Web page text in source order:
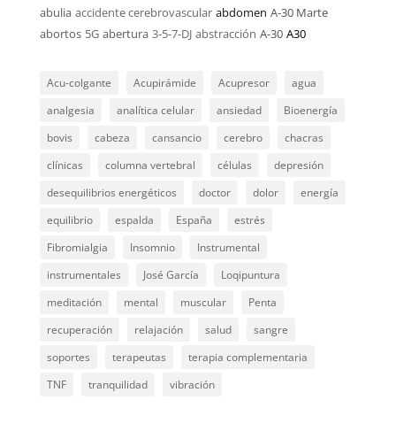
abulia accidente cerebrovascular abdomen A-30 Marte
abortos 5G abertura 3-5-7-DJ abstracción A-30 A30
Acu-colgante Acupirámide Acupresor
agua
analgesia
analítica celular ansiedad
Bioenergía
bovis
cabeza cansancio cerebro
chacras
clínicas
columna vertebral células
depresión
desequilibrios energéticos
doctor dolor
energía
equilibrio
espalda España
estrés
Fibromialgia
Insomnio
Instrumental
instrumentales
José García
Loqipuntura
meditación
mental muscular
Penta
recuperación
relajación salud
sangre
soportes
terapeutas
terapia complementaria
TNF
tranquilidad vibración